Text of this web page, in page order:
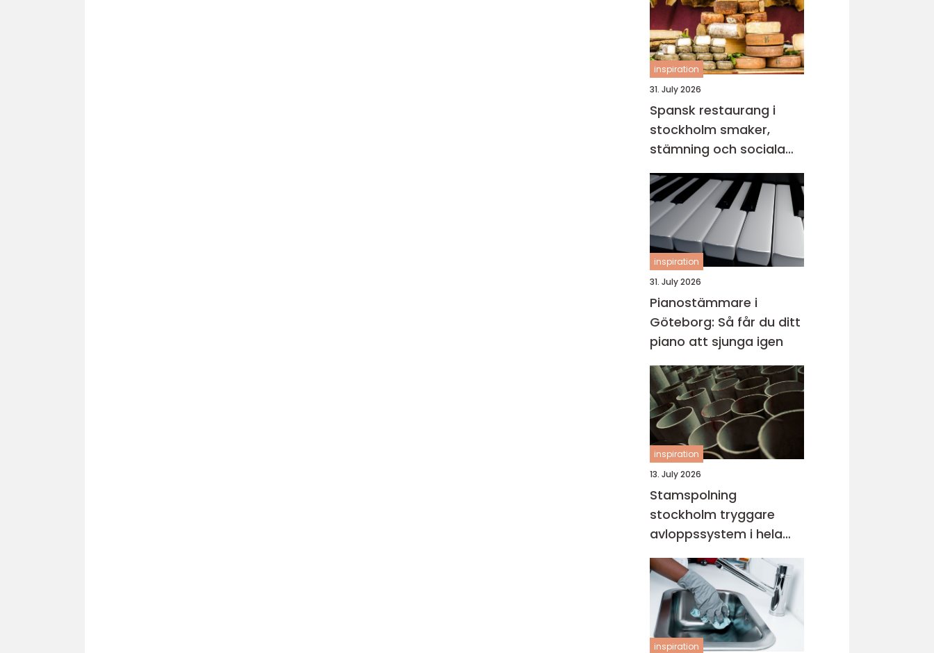
inspiration
31. July 2026
Spansk restaurang i
stockholm smaker,
stämning och sociala
middagar
inspiration
31. July 2026
Pianostämmare i
Göteborg: Så får du ditt
piano att sjunga igen
inspiration
13. July 2026
Stamspolning
stockholm tryggare
avloppssystem i hela
fastigheten
inspiration